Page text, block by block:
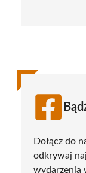
Dołącz do
odkrywaj
wydarzenia